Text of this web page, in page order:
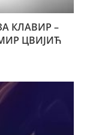
КЛАВИР –
ЦВИЈИЋ